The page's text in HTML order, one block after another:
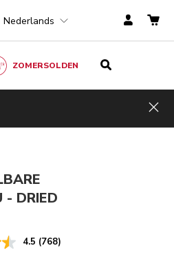
Nederlands
ZOMERSOLDEN
- DRIED
4.5 (768)